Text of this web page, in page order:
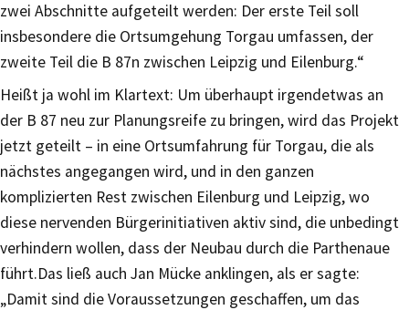
zwei Abschnitte aufgeteilt werden: Der erste Teil soll
insbesondere die Ortsumgehung Torgau umfassen, der
zweite Teil die B 87n zwischen Leipzig und Eilenburg.“
Heißt ja wohl im Klartext: Um überhaupt irgendetwas an
der B 87 neu zur Planungsreife zu bringen, wird das Projekt
jetzt geteilt – in eine Ortsumfahrung für Torgau, die als
nächstes angegangen wird, und in den ganzen
komplizierten Rest zwischen Eilenburg und Leipzig, wo
diese nervenden Bürgerinitiativen aktiv sind, die unbedingt
verhindern wollen, dass der Neubau durch die Parthenaue
führt.Das ließ auch Jan Mücke anklingen, als er sagte:
„Damit sind die Voraussetzungen geschaffen, um das